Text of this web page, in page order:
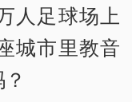
人足球场上
城市里教音